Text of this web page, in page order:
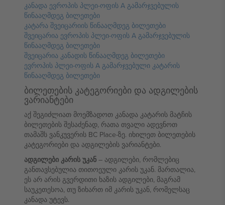
კანადა ევროპის პლეი-ოფის A გამარჯვებულის
წინააღმდეგ ბილეთები
კატარა შვეიცარიის წინააღმდეგ ბილეთები
შვეიცარია ევროპის პლეი-ოფის A გამარჯვებულის
წინააღმდეგ ბილეთები
შვეიცარია კანადის წინააღმდეგ ბილეთები
ევროპის პლეი-ოფის A გამარჯვებული კატარის
წინააღმდეგ ბილეთები
ბილეთების კატეგორიები და ადგილების
ვარიანტები
აქ შეგიძლიათ მოემზადოთ კანადა კატარის მატჩის
ბილეთების შესაძენად, რათა თვალი ადევნოთ
თამაშს ვანკუვერის BC Place-ზე. იხილეთ ბილეთების
კატეგორიები და ადგილების ვარიანტები.
ადგილები კარის უკან – ადგილები, რომლებიც
განთავსებულია თითოეული კარის უკან. მართალია,
ეს არ არის გვერდითი ხაზის ადგილები, მაგრამ
საუკეთესოა, თუ ზიხართ იმ კარის უკან, რომელსაც
კანადა უტევს.